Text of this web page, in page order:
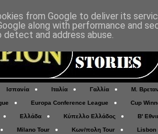
Ισπανία Ιταλία Γαλλία Μ.
Europa Conference League Cup
Ελλάδα Κύπελλο Ελλάδος Β'
Milano Tour Κων/πολη Tour Lisbon
from Google to deliver its
along with performance and
and address abuse.